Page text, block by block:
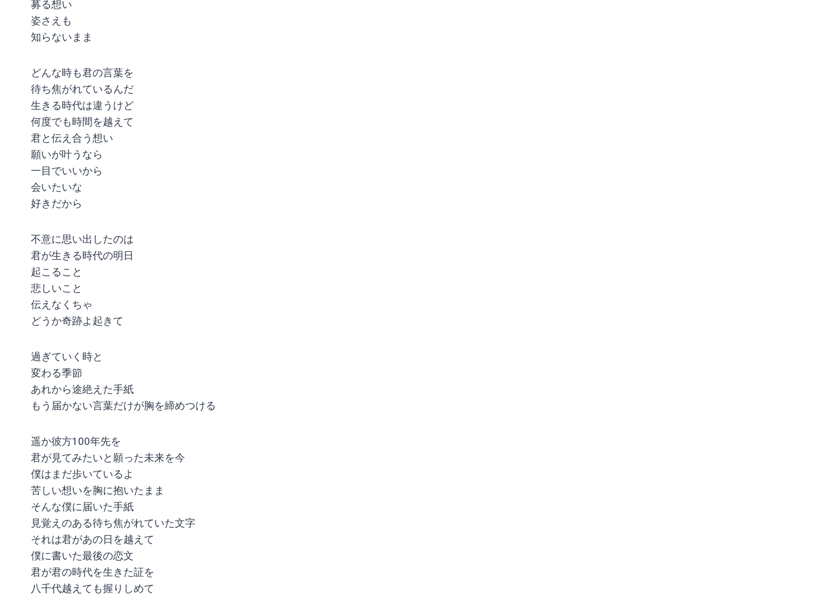
募る想い
姿さえも
知らないまま
どんな時も君の言葉を
待ち焦がれているんだ
生きる時代は違うけど
何度でも時間を越えて
君と伝え合う想い
願いが叶うなら
一目でいいから
会いたいな
好きだから
不意に思い出したのは
君が生きる時代の明日
起こること
悲しいこと
伝えなくちゃ
どうか奇跡よ起きて
過ぎていく時と
変わる季節
あれから途絶えた手紙
もう届かない言葉だけが胸を締めつける
遥か彼方100年先を
君が見てみたいと願った未来を今
僕はまだ歩いているよ
苦しい想いを胸に抱いたまま
そんな僕に届いた手紙
見覚えのある待ち焦がれていた文字
それは君があの日を越えて
僕に書いた最後の恋文
君が君の時代を生きた証を
八千代越えても握りしめて